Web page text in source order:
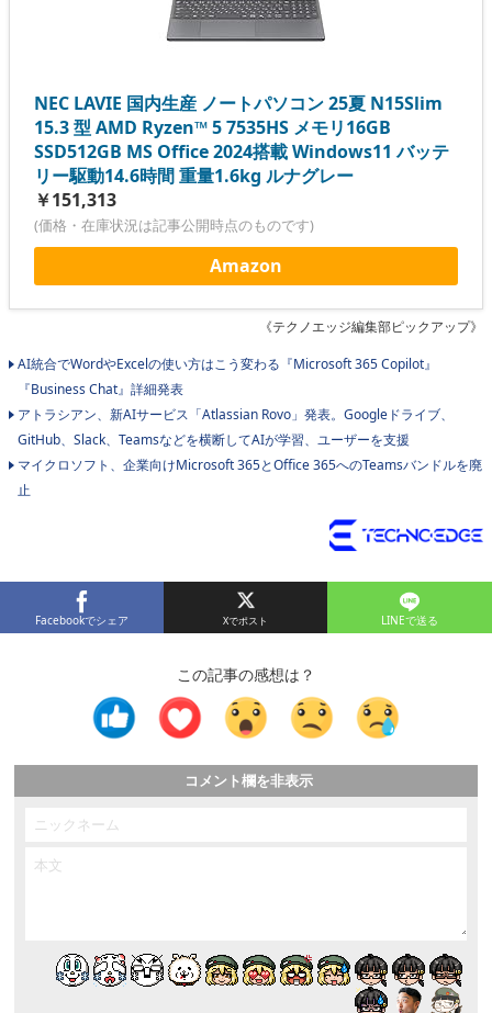
NEC LAVIE 国内生産 ノートパソコン 25夏 N15Slim
15.3 型 AMD Ryzen™ 5 7535HS メモリ16GB
SSD512GB MS Office 2024搭載 Windows11 バッテ
リー駆動14.6時間 重量1.6kg ルナグレー
￥151,313
(価格・在庫状況は記事公開時点のものです)
Amazon
《テクノエッジ編集部ピックアップ》
AI統合でWordやExcelの使い方はこう変わる『Microsoft 365 Copilot』
『Business Chat』詳細発表
アトラシアン、新AIサービス「Atlassian Rovo」発表。Googleドライブ、
GitHub、Slack、Teamsなどを横断してAIが学習、ユーザーを支援
マイクロソフト、企業向けMicrosoft 365とOffice 365へのTeamsバンドルを廃
止
Facebookでシェア LINEで送る
この記事の感想は？
コメント欄を非表示